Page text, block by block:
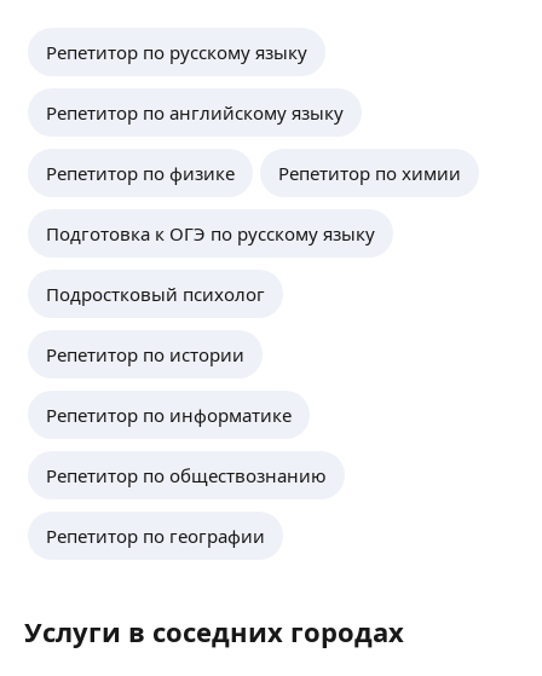
Репетитор по русскому языку
Репетитор по английскому языку
Репетитор по физике Репетитор по химии
Подготовка к ОГЭ по русскому языку
Подростковый психолог
Репетитор по истории
Репетитор по информатике
Репетитор по обществознанию
Репетитор по географии
Услуги в соседних городах